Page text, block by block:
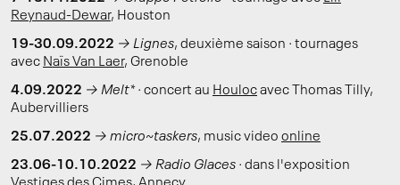
Reynaud-Dewar, Houston
19-30.09.2022 → Lignes, deuxième saison · tournages
avec Naïs Van Laer, Grenoble
4.09.2022 → Melt* · concert au Houlocavec Thomas Tilly,
Aubervilliers
25.07.2022 → micro~taskers, music video online
23.06-10.10.2022 → Radio Glaces · dans l'exposition